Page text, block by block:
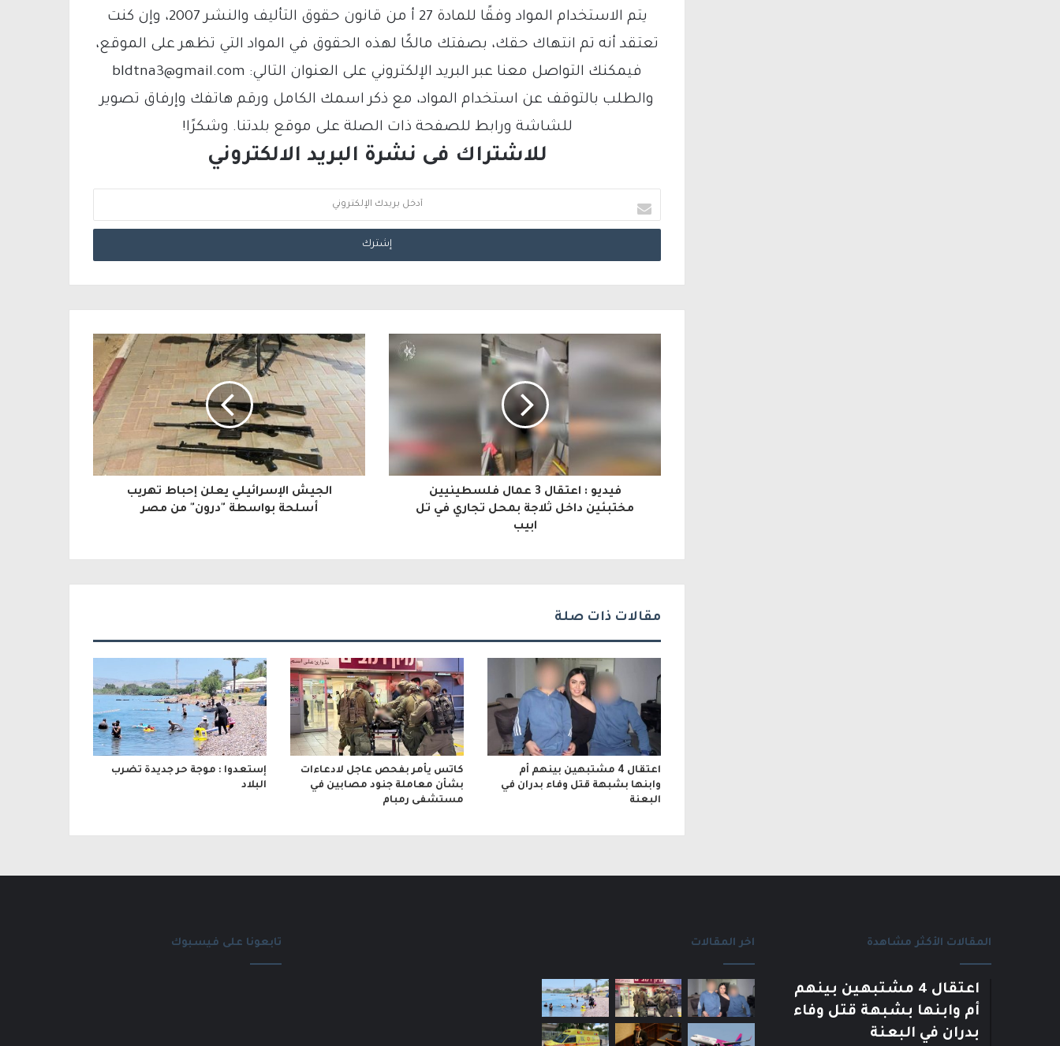
يتم الاستخدام المواد وفقًا للمادة 27 أ من قانون حقوق التأليف والنشر 2007، وإن كنت
تعتقد أنه تم انتهاك حقك، بصفتك مالكًا لهذه الحقوق في المواد التي تظهر على الموقع،
فيمكنك التواصل معنا عبر البريد الإلكتروني على العنوان التالي: bldtna3@gmail.com
والطلب بالتوقف عن استخدام المواد، مع ذكر اسمك الكامل ورقم هاتفك وإرفاق تصوير
للشاشة ورابط للصفحة ذات الصلة على موقع بلدتنا. وشكرًا!
للاشتراك فى نشرة البريد الالكتروني
د
خ
ل
ب
ر
ي
د
ك
ل
ك
ت
ر
و
ن
ي
فيديو : اعتقال 3 عمال فلسطينيين
مختبئين داخل ثلاجة بمحل تجاري في تل
ابيب
الجيش الإسرائيلي يعلن إحباط تهريب
أسلحة بواسطة "درون" من مصر
مقالات ذات صلة
اعتقال 4 مشتبهين بينهم أم
وابنها بشبهة قتل وفاء بدران في
البعنة
كاتس يأمر بفحص عاجل لادعاءات
بشأن معاملة جنود مصابين في
مستشفى رمبام
إستعدوا : موجة حر جديدة تضرب
البلاد
المقالات الأكثر مشاهدة
اعتقال 4 مشتبهين بينهم
أم وابنها بشبهة قتل وفاء
بدران في البعنة
اخر المقالات تابعونا على فيسبوك